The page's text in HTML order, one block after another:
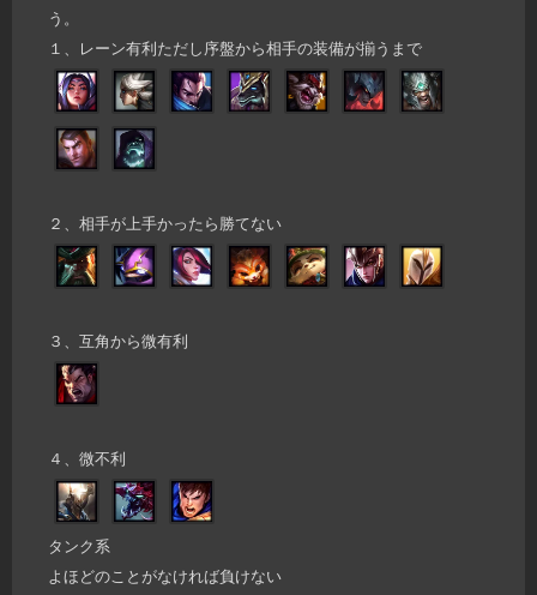
う。
１、レーン有利ただし序盤から相手の装備が揃うまで
２、相手が上手かったら勝てない
３、互角から微有利
４、微不利
タンク系
よほどのことがなければ負けない